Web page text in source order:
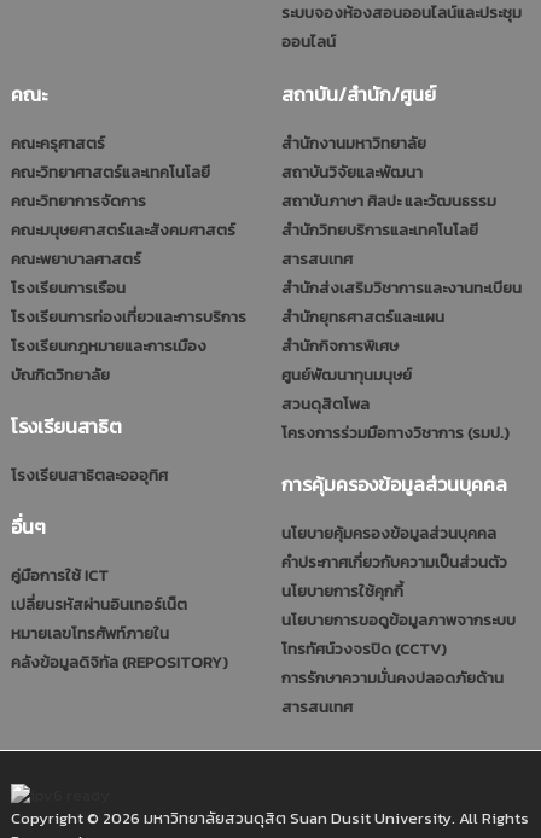
ระบบจองห้องสอนออนไลน์และประชุม
ออนไลน์
คณะ
คณะครุศาสตร์
คณะวิทยาศาสตร์และเทคโนโลยี
คณะวิทยาการจัดการ
คณะมนุษยศาสตร์และสังคมศาสตร์
คณะพยาบาลศาสตร์
โรงเรียนการเรือน
โรงเรียนการท่องเที่ยวและการบริการ
โรงเรียนกฎหมายและการเมือง
บัณฑิตวิทยาลัย
โรงเรียนสาธิต
โรงเรียนสาธิตละอออุทิศ
อื่นๆ
คู่มือการใช้ ICT
เปลี่ยนรหัสผ่านอินเทอร์เน็ต
หมายเลขโทรศัพท์ภายใน
คลังข้อมูลดิจิทัล (REPOSITORY)
สถาบัน/สำนัก/ศูนย์
สำนักงานมหาวิทยาลัย
สถาบันวิจัยและพัฒนา
สถาบันภาษา ศิลปะ และวัฒนธรรม
สำนักวิทยบริการและเทคโนโลยี
สารสนเทศ
สำนักส่งเสริมวิชาการและงานทะเบียน
สำนักยุทธศาสตร์และแผน
สำนักกิจการพิเศษ
ศูนย์พัฒนาทุนมนุษย์
สวนดุสิตโพล
โครงการร่วมมือทางวิชาการ (รมป.)
การคุ้มครองข้อมูลส่วนบุคคล
นโยบายคุ้มครองข้อมูลส่วนบุคคล
คำประกาศเกี่ยวกับความเป็นส่วนตัว
นโยบายการใช้คุกกี้
นโยบายการขอดูข้อมูลภาพจากระบบ
โทรทัศน์วงจรปิด (CCTV)
การรักษาความมั่นคงปลอดภัยด้าน
สารสนเทศ
Copyright © 2026 มหาวิทยาลัยสวนดุสิต Suan Dusit University. All Rights